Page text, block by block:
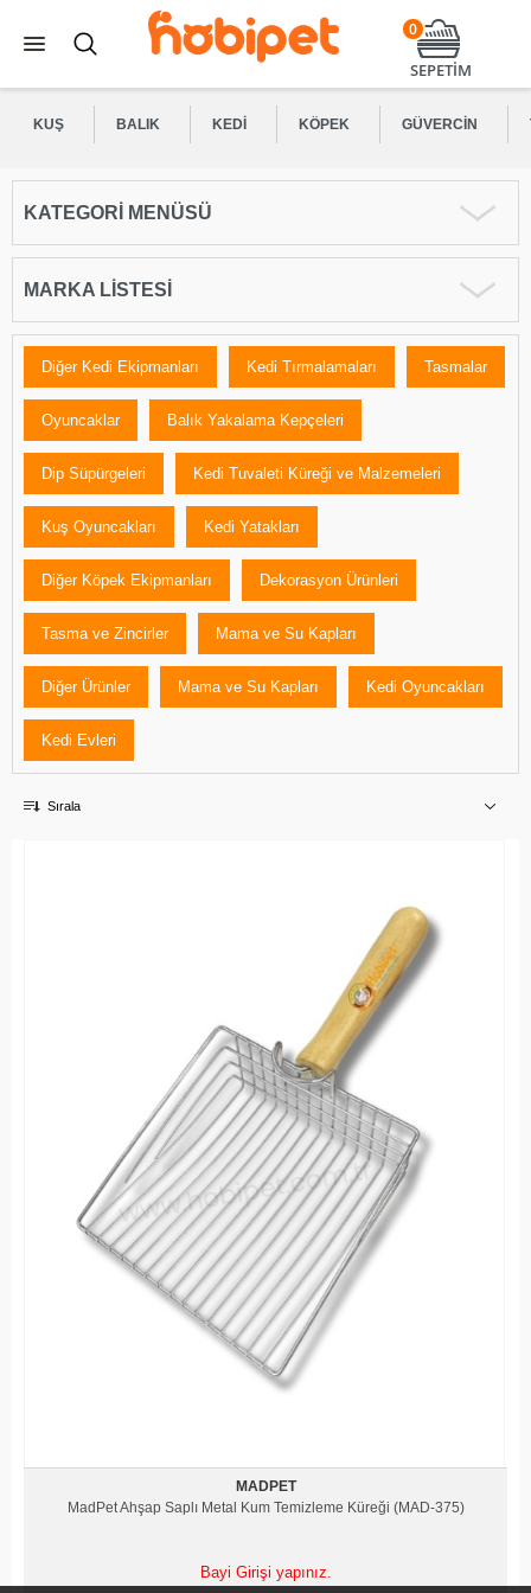
0
SEPETİM
KUŞ BALIK KEDI KÖPEK GÜVERCIN
KATEGORI MENÜSÜ
MARKA LISTESI
Diğer Kedi Ekipmanları Kedi Tırmalamaları Tasmalar
Oyuncaklar Balık Yakalama Kepçeleri
Dip Süpürgeleri Kedi Tuvaleti Küreği ve Malzemeleri
Kuş Oyuncakları Kedi Yatakları
Diğer Köpek Ekipmanları Dekorasyon Ürünleri
Tasma ve Zincirler Mama ve Su Kapları
Diğer Ürünler Mama ve Su Kapları Kedi Oyuncakları
Kedi Evleri
Sırala
MADPET
MadPet Ahşap Saplı Metal Kum Temizleme Küreği (MAD-375)
Bayi Girişi yapınız.